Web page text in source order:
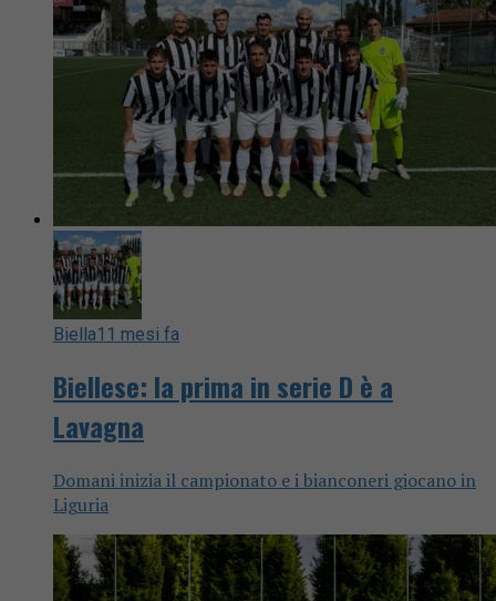
Biella11 mesi fa
Biellese: la prima in serie D è a
Lavagna
Domani inizia il campionato e i bianconeri giocano in
Liguria